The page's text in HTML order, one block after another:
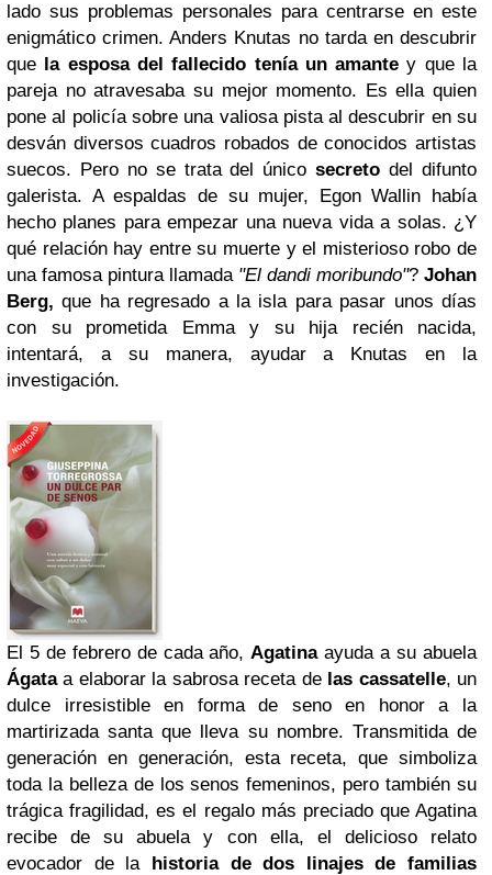
lado sus problemas personales para centrarse en este
enigmático crimen. Anders Knutas no tarda en descubrir
que la esposa del fallecido tenía un amante y que la
pareja no atravesaba su mejor momento. Es ella quien
pone al policía sobre una valiosa pista al descubrir en su
desván diversos cuadros robados de conocidos artistas
suecos. Pero no se trata del únicosecreto del difunto
galerista. A espaldas de su mujer, Egon Wallin había
hecho planes para empezar una nueva vida a solas. ¿Y
qué relación hay entre su muerte y el misterioso robo de
una famosa pintura llamada "El dandi moribundo"? Johan
Berg, que ha regresado a la isla para pasar unos días
con su prometida Emma y su hija recién nacida,
intentará, a su manera, ayudar a Knutas en la
investigación.
El 5 de febrero de cada año,Agatinaayuda a su abuela
Ágataa elaborar la sabrosa receta de las cassatelle, un
dulce irresistible en forma de seno en honor a la
martirizada santa que lleva su nombre. Transmitida de
generación en generación, esta receta, que simboliza
toda la belleza de los senos femeninos, pero también su
trágica fragilidad, es el regalo más preciado que Agatina
recibe de su abuela y con ella, el delicioso relato
evocador de la historia de dos linajes de familias